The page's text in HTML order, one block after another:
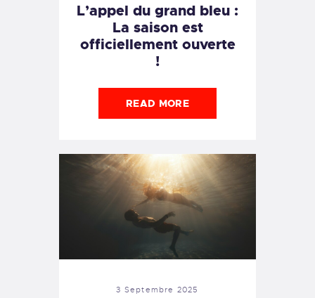
L’appel du grand bleu :
La saison est
officiellement ouverte
!
READ MORE
3 Septembre 2025